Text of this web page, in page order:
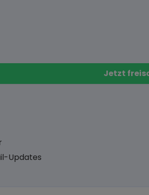
Jetzt
Updates